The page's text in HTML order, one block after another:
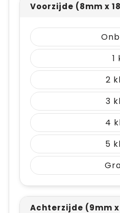
Voorzijde (8mm x
1
2
3
4
5
Achterzijde (9mm